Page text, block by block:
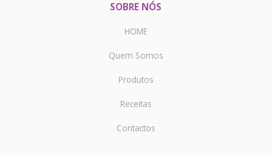
SOBRE NÓS
HOME
Quem Somos
Produtos
Receitas
Contactos